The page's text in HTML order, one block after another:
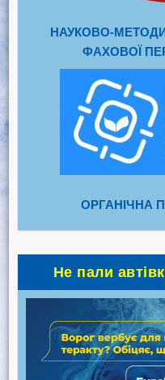
НАУКОВО-
ФАХОВОЇ
ОРГАНІЧНА
Не пали